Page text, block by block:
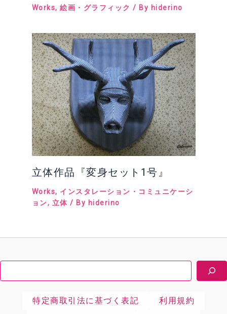
Works, 絵画・グラフィック / By hiderino
立体作品『変身セット1号』
Works, インスタレーション・コミュニケーシ
ョン, 立体 / By hiderino
特定商取引法に基づく表記 利用規約